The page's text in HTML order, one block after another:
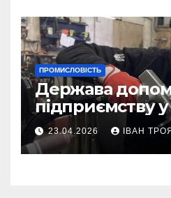
ПРОМИСЛОВІСТЬ
Держава
підприємству у
відновити
потужності
російського
23.04.2026 ІВАН